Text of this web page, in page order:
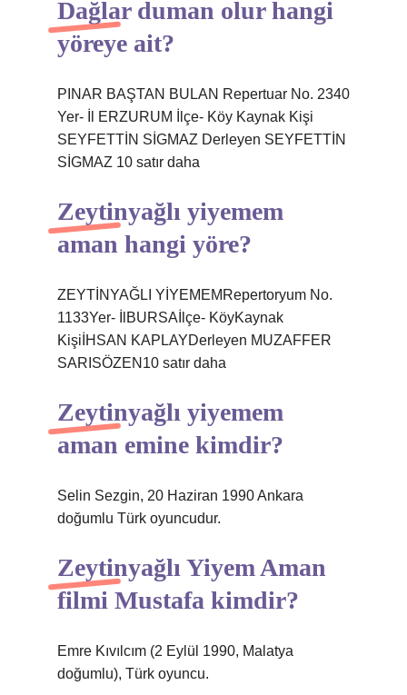
Dağlar duman olur hangi
yöreye ait?
PINAR BAŞTAN BULAN Repertuar No. 2340
Yer- İl ERZURUM İlçe- Köy Kaynak Kişi
SEYFETTİN SİGMAZ Derleyen SEYFETTİN
SİGMAZ 10 satır daha
Zeytinyağlı yiyemem
aman hangi yöre?
ZEYTİNYAĞLI YİYEMEMRepertoryum No.
1133Yer- İlBURSAİlçe- KöyKaynak
KişiİHSAN KAPLAYDerleyen MUZAFFER
SARISÖZEN10 satır daha
Zeytinyağlı yiyemem
aman emine kimdir?
Selin Sezgin, 20 Haziran 1990 Ankara
doğumlu Türk oyuncudur.
Zeytinyağlı Yiyem Aman
filmi Mustafa kimdir?
Emre Kıvılcım (2 Eylül 1990, Malatya
doğumlu), Türk oyuncu.